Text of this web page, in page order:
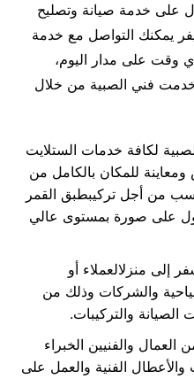
على خدمة صيانة وتصليح
يمكنك التواصل مع خدمة
وقت على مدار اليوم،
فني الصبية من خلال
لكافة خدمات الستلايت
للمكان بالكامل من
من أجل تركيبطبق القمر
على صورة بمستوى عالي
إلى منزلالعملاء أو
والشركات وذلك من
والتركيبات.
والفنيين الخبراء
الفنية والعمل على